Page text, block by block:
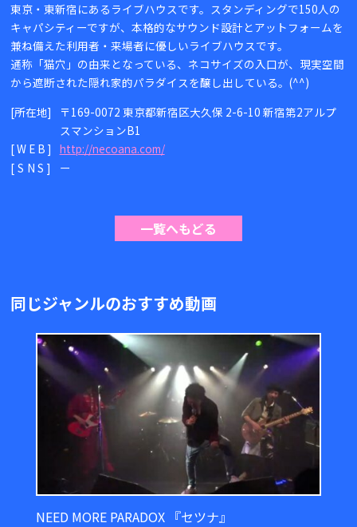
東京・東新宿にあるライブハウスです。スタンディングで150人の
キャパシティーですが、本格的なサウンド設計とアットフォームを
兼ね備えた利用者・来場者に優しいライブハウスです。
通称「猫穴」の由来となっている、ネコサイズの入口が、現実空間
から遮断された隠れ家的パラダイスを醸し出している。(^^)
[所在地]
〒169-0072 東京都新宿区大久保 2-6-10 新宿第2アルプ
スマンションB1
[WEB] http://necoana.com/
[SNS]
ー
一覧へもどる
同じジャンルのおすすめ動画
NEED MORE PARADOX 『セツナ』